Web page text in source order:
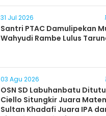
31 Jul 2026
Santri PTAC Damulipekan
Wahyudi Rambe Lulus
03 Agu 2026
OSN SD Labuhanbatu
Ciello Situngkir Juara
Sultan Khadafi Juara IPA